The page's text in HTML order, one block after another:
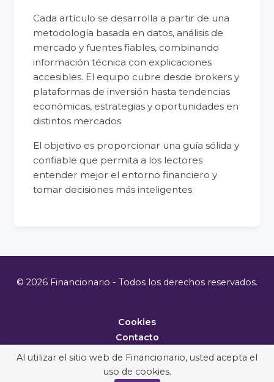
Cada artículo se desarrolla a partir de una
metodología basada en datos, análisis de
mercado y fuentes fiables, combinando
información técnica con explicaciones
accesibles. El equipo cubre desde brokers y
plataformas de inversión hasta tendencias
económicas, estrategias y oportunidades en
distintos mercados.
El objetivo es proporcionar una guía sólida y
confiable que permita a los lectores
entender mejor el entorno financiero y
tomar decisiones más inteligentes.
© 2026 Financionario - Todos los derechos reservados.
Cookies
Contacto
Metodología
Al utilizar el sitio web de Financionario, usted acepta el
uso de cookies.